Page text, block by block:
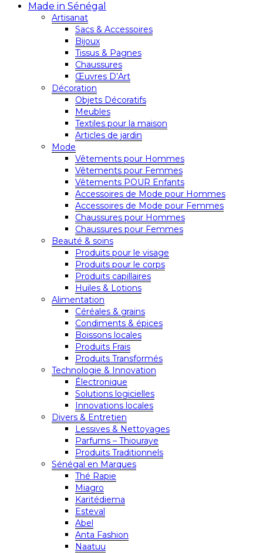
Made in Sénégal
Artisanat
Sacs & Accessoires
Bijoux
Tissus & Pagnes
Chaussures
Œuvres D’Art
Décoration
Objets Décoratifs
Meubles
Textiles pour la maison
Articles de jardin
Mode
Vêtements pour Hommes
Vêtements pour Femmes
Vêtements POUR Enfants
Accessoires de Mode pour Hommes
Accessoires de Mode pour Femmes
Chaussures pour Hommes
Chaussures pour Femmes
Beauté & soins
Produits pour le visage
Produits pour le corps
Produits capillaires
Huiles & Lotions
Alimentation
Céréales & grains
Condiments & épices
Boissons locales
Produits Frais
Produits Transformés
Technologie & Innovation
Électronique
Solutions logicielles
Innovations locales
Divers & Entretien
Lessives & Nettoyages
Parfums – Thiouraye
Produits Traditionnels
Sénégal en Marques
Thé Rapie
Miagro
Karitédiema
Esteval
Abel
Anta Fashion
Naatuu